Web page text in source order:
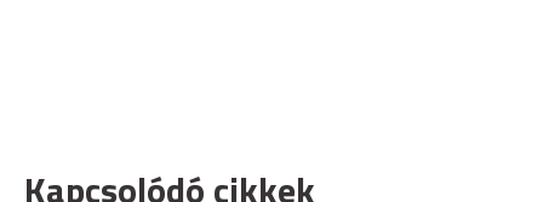
Kapcsolódó cikkek